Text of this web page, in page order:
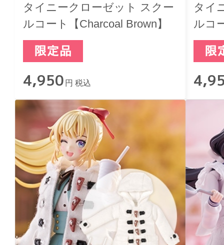
タイニークローゼット スクー
ルコート【Charcoal Brown】
4,950 円 税込
タイ
ルコ